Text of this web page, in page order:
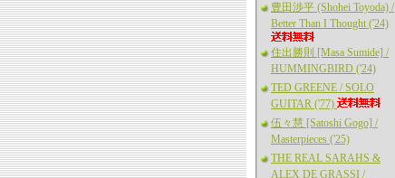
豊田渉平 (Shohei Toyoda) /
Better Than I Thought ('24)
住出勝則 [Masa Sumide] /
HUMMINGBIRD ('24)
TED GREENE / SOLO
GUITAR ('77)
伍々慧 [Satoshi Gogo] /
Masterpieces ('25)
THE REAL SARAHS &
ALEX DE GRASSI /